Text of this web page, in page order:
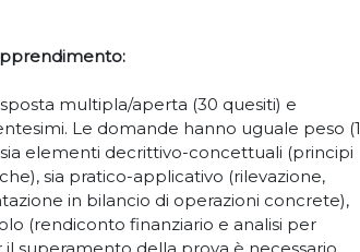
multipla/aperta (30 quesiti) e
Le domande hanno uguale peso (1
elementi decrittivo-concettuali (principi
sia pratico-applicativo (rilevazione,
in bilancio di operazioni concrete),
(rendiconto finanziario e analisi per
il superamento della prova è necessario